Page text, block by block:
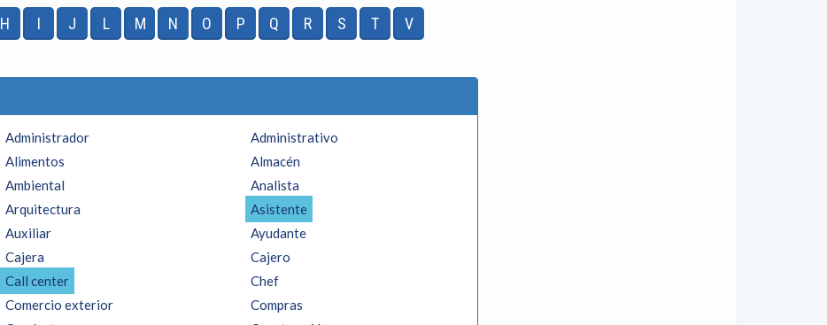
H I J L M N O P Q R S T V
Administrador
Administrativo
Alimentos
Almacén
Ambiental
Analista
Arquitectura
Asistente
Auxiliar
Ayudante
Cajera
Cajero
Call center
Chef
Comercio exterior
Compras